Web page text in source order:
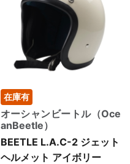
在庫有
オーシャンビートル（Oce
anBeetle）
BEETLE L.A.C-2 ジェット
ヘルメット アイボリー